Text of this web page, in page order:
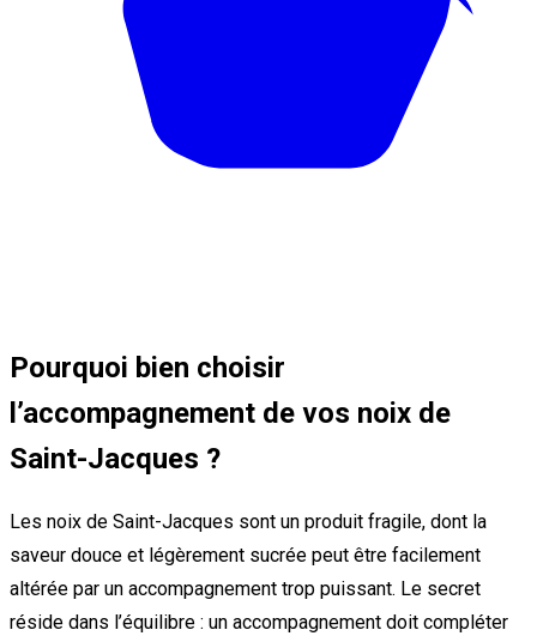
Pourquoi bien choisir
l’accompagnement de vos noix de
Saint-Jacques ?
Les noix de Saint-Jacques sont un produit fragile, dont la
saveur douce et légèrement sucrée peut être facilement
altérée par un accompagnement trop puissant. Le secret
réside dans l’équilibre : un accompagnement doit compléter